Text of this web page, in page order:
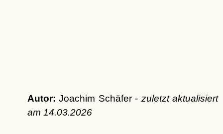
Autor: Joachim Schäfer - zuletzt aktualisiert
am 14.03.2026